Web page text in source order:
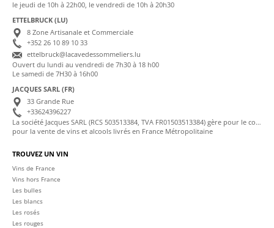
le jeudi de 10h à 22h00, le vendredi de 10h à 20h30
ETTELBRUCK (LU)
8 Zone Artisanale et Commerciale
+352 26 10 89 10 33
ettelbruck@lacavedessommeliers.lu
Ouvert du lundi au vendredi de 7h30 à 18 h00
Le samedi de 7H30 à 16h00
JACQUES SARL (FR)
33 Grande Rue
+33624396227
La société Jacques SARL (RCS 503513384, TVA FR01503513384) gère pour le compte de La Cave des Sommeliers les transactions bancaires et la facturation
pour la vente de vins et alcools livrés en France Métropolitaine
TROUVEZ UN VIN
Vins de France
Vins hors France
Les bulles
Les blancs
Les rosés
Les rouges